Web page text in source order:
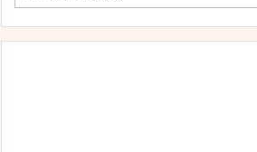
ゴ
リ
ー